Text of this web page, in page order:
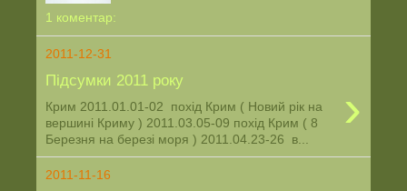
1 коментар:
2011-12-31
Підсумки 2011 року ›
Крим 2011.01.01-02 похід Крим ( Новий рік на
вершині Криму ) 2011.03.05-09 похід Крим ( 8
Березня на березі моря ) 2011.04.23-26 в...
2011-11-16